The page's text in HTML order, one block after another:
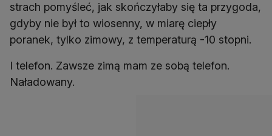
strach pomyśleć, jak skończyłaby się ta przygoda,
gdyby nie był to wiosenny, w miarę ciepły
poranek, tylko zimowy, z temperaturą -10 stopni.
I telefon. Zawsze zimą mam ze sobą telefon.
Naładowany.